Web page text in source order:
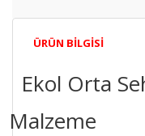
ÜRÜN BILGISI
Ekol Orta
Malzeme